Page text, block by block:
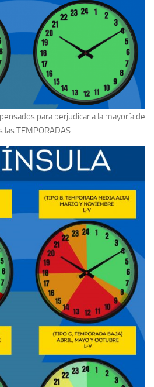
para perjudicar a la mayoría de
TEMPORADAS.